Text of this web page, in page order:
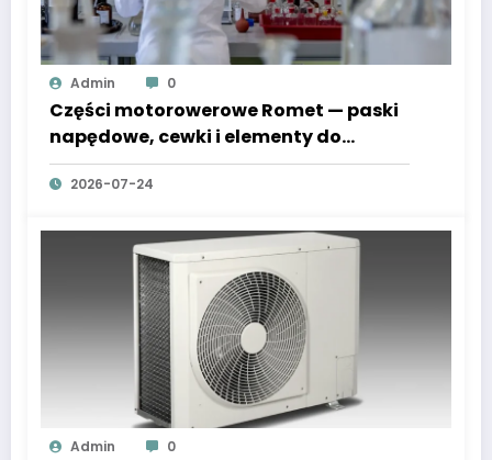
Admin 0
Części motorowerowe Romet — paski
napędowe, cewki i elementy do
Komara i Junaka
2026-07-24
Admin 0